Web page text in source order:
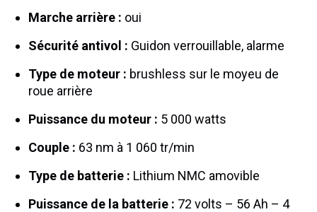
Marche arrière : oui
Sécurité antivol : Guidon verrouillable, alarme
Type de moteur : brushless sur le moyeu de
roue arrière
Puissance du moteur : 5 000 watts
Couple : 63 nm à 1 060 tr/min
Type de batterie : Lithium NMC amovible
Puissance de la batterie : 72 volts – 56 Ah – 4